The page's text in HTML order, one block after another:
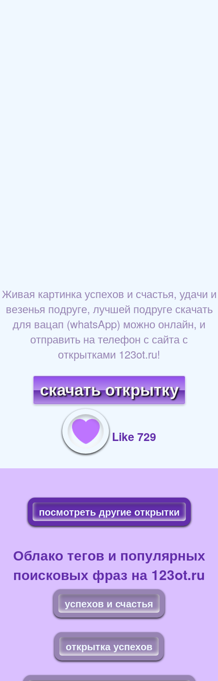
Живая картинка успехов и счастья, удачи и
везенья подруге, лучшей подруге скачать
для вацап (whatsApp) можно онлайн, и
отправить на телефон с сайта с
открытками 123ot.ru!
скачать открытку
Like 729
посмотреть другие открытки
Облако тегов и популярных
поисковых фраз на 123ot.ru
успехов и счастья
открытка успехов